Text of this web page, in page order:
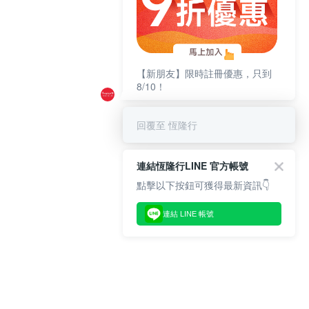
【新朋友】限時註冊優惠，只到
8/10！
回覆至 恆隆行
連結恆隆行LINE 官方帳號
點擊以下按鈕可獲得最新資訊👇
連結 LINE 帳號